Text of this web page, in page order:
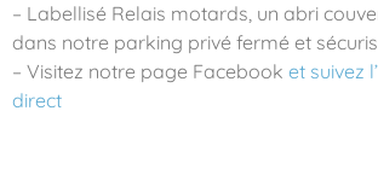
– Labellisé Relais motards, un abri
dans notre parking privé fermé et
– Visitez notre page Facebook et suivez
direct